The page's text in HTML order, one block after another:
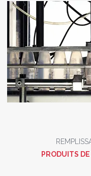
PRODUITS